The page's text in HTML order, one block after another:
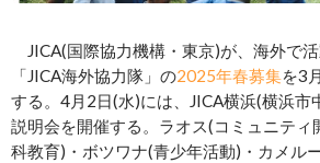
JICA(国際協力機構・東京)が、海外で
「JICA海外協力隊」の2025年春募集を3
する。4月2日(水)には、JICA横浜(横浜
説明会を開催する。ラオス(コミュニティ
科教育)・ボツワナ(青少年活動)・カメル